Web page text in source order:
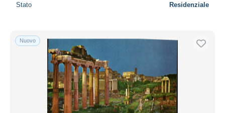
Stato Residenziale
Nuovo